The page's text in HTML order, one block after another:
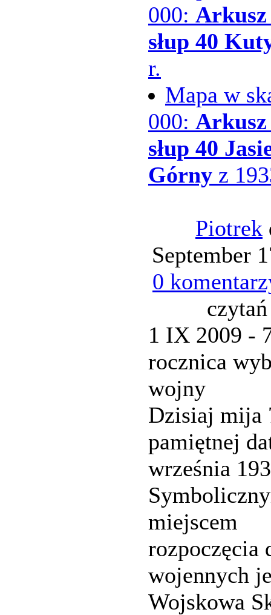
000: Arkusz
słup 40
r.
Mapa w
000: Arkusz
słup 40
Górny z
Piotrek
September
0
czytań
1 IX 2009 -
rocznica
wojny
Dzisiaj mija
pamiętnej
września
miejscem
rozpoczęcia
wojennych
Wojskowa